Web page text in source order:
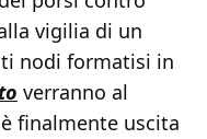
vigilia di un
nodi formatisi in
verranno al
finalmente uscita